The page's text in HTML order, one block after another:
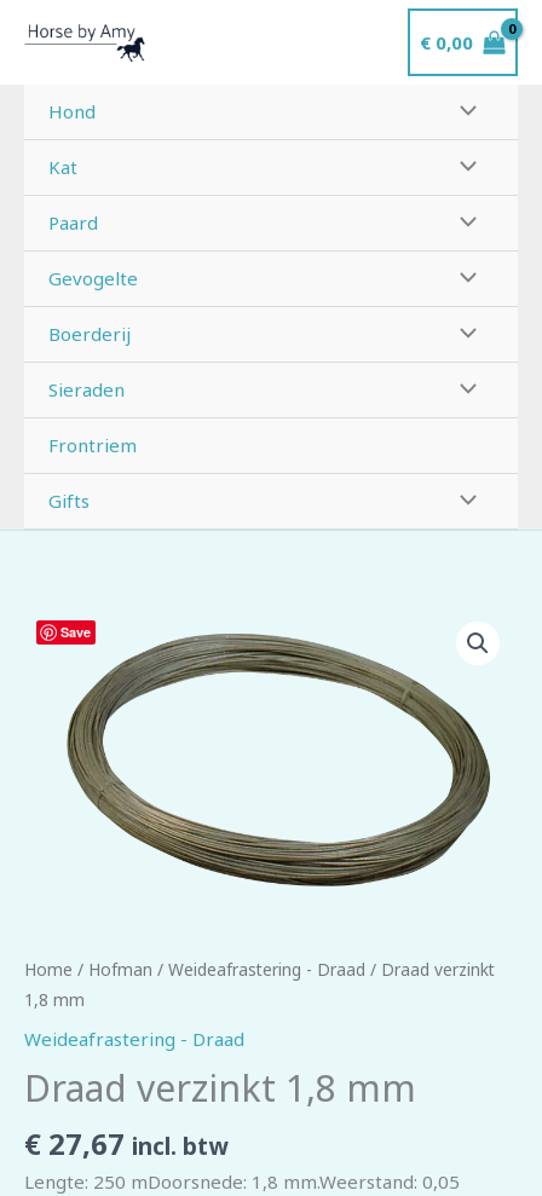
naar
inhoud
€0,00
Hond
Kat
Paard
Gevogelte
Boerderij
Sieraden
Frontriem
Gifts
Save
Home / Hofman / Weideafrastering - Draad / Draad verzinkt
1,8 mm
Weideafrastering - Draad
Draad verzinkt 1,8 mm
€ 27,67 incl. btw
Lengte: 250 mDoorsnede: 1,8 mm.Weerstand: 0,05
Draad
verzinkt
aantal